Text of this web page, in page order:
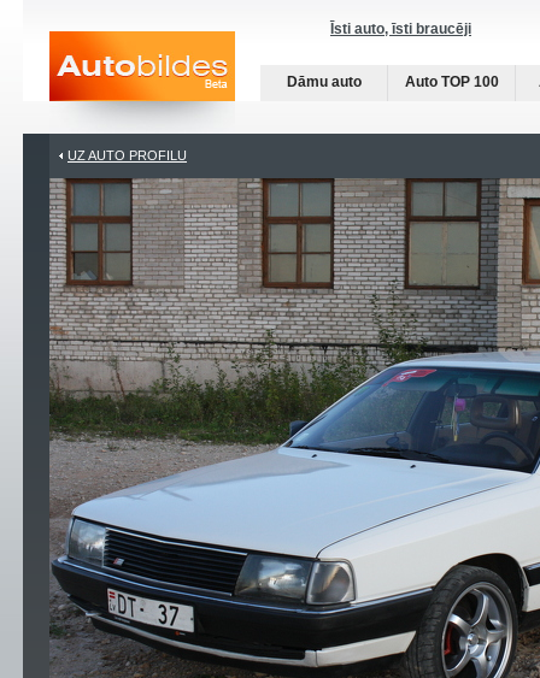
Īsti auto, īsti braucēji
Dāmu auto Auto TOP 100
UZ AUTO PROFILU